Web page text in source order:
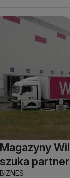
Magazyny
szuka
BIZNES